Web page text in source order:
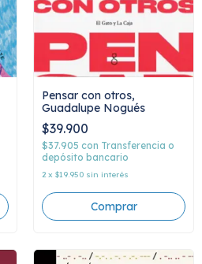
Pensar con otros,
Guadalupe Nogués
$39.900
$37.905 con Transferencia o
depósito bancario
2 x $19.950 sin interés